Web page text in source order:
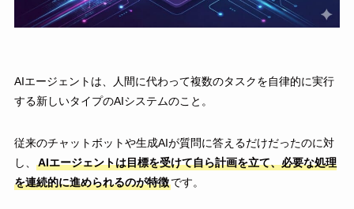
AIエージェントは、人間に代わって複数のタスクを自律的に実行
する新しいタイプのAIシステムのこと。
従来のチャットボットや生成AIが質問に答えるだけだったのに対
し、
AIエージェントは目標を受けて自ら計画を立て、必要な処理
を連続的に進められるのが特徴です。